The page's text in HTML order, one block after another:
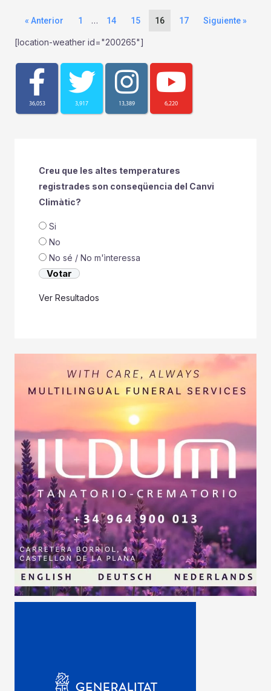
« Anterior 1 … 14 15 16 17 Siguiente »
[location-weather id="200265"]
36,053 3,917 13,389 6,220
Creu que les altes temperatures
registrades son conseqüencia del Canvi
Climàtic?
Si
No
No sé / No m'ìnteressa
Ver Resultados